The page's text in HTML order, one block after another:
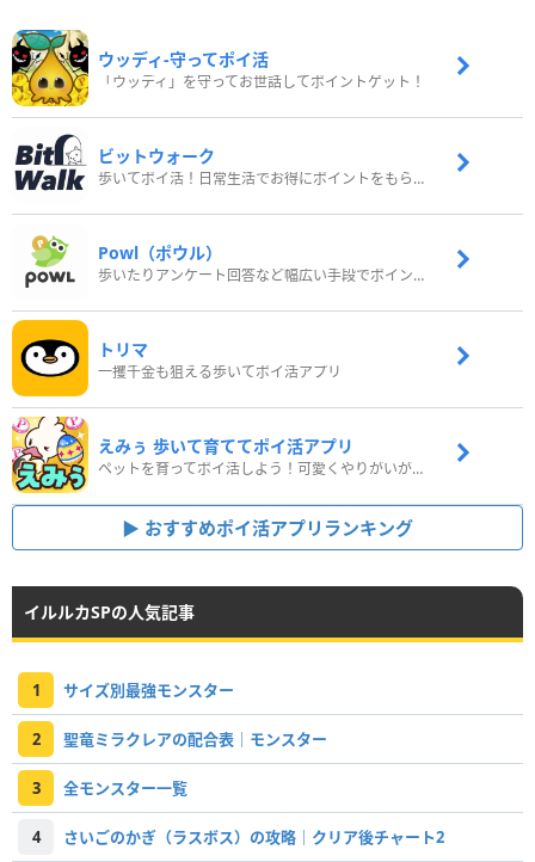
ウッディ‐守ってポイ活
「ウッディ」を守ってお世話してポイントゲット！
ビットウォーク
歩いてポイ活！日常生活でお得にポイントをもらおう
Powl（ポウル）
歩いたりアンケート回答など幅広い手段でポイントをゲット
トリマ
一攫千金も狙える歩いてポイ活アプリ
えみぅ 歩いて育ててポイ活アプリ
ペットを育ってポイ活しよう！可愛くやりがいがある新感覚アプリ
おすすめポイ活アプリランキング
イルルカSPの人気記事
1 サイズ別最強モンスター
2 聖竜ミラクレアの配合表｜モンスター
3 全モンスター一覧
4 さいごのかぎ（ラスボス）の攻略｜クリア後チャート2